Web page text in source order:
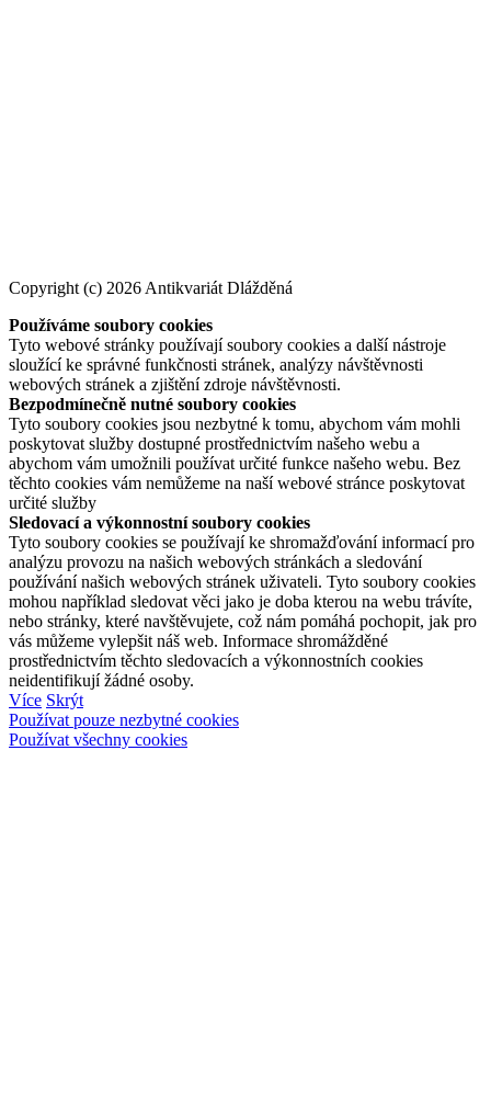
Copyright (c) 2026 Antikvariát Dlážděná
Používáme soubory cookies
Tyto webové stránky používají soubory cookies a další nástroje
sloužící ke správné funkčnosti stránek, analýzy návštěvnosti
webových stránek a zjištění zdroje návštěvnosti.
Bezpodmínečně nutné soubory cookies
Tyto soubory cookies jsou nezbytné k tomu, abychom vám mohli
poskytovat služby dostupné prostřednictvím našeho webu a
abychom vám umožnili používat určité funkce našeho webu. Bez
těchto cookies vám nemůžeme na naší webové stránce poskytovat
určité služby
Sledovací a výkonnostní soubory cookies
Tyto soubory cookies se používají ke shromažďování informací pro
analýzu provozu na našich webových stránkách a sledování
používání našich webových stránek uživateli. Tyto soubory cookies
mohou například sledovat věci jako je doba kterou na webu trávíte,
nebo stránky, které navštěvujete, což nám pomáhá pochopit, jak pro
vás můžeme vylepšit náš web. Informace shromážděné
prostřednictvím těchto sledovacích a výkonnostních cookies
neidentifikují žádné osoby.
Více Skrýt
Používat pouze nezbytné cookies
Používat všechny cookies